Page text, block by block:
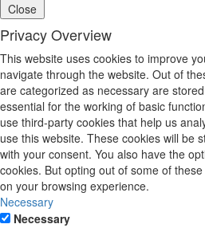
Close
Privacy Overview
This website uses cookies to improve
navigate through the website. Out of
are categorized as necessary are
essential for the working of basic
use third-party cookies that help us
use this website. These cookies will be
with your consent. You also have the
cookies. But opting out of some of
on your browsing experience.
Necessary
Necessary